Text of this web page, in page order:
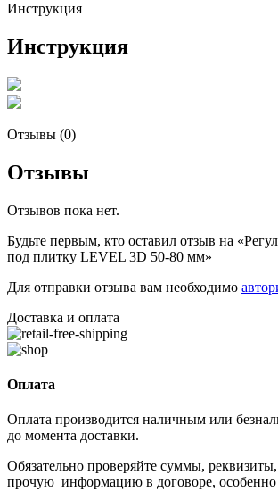
Инструкция
Инструкция
Отзывы (0)
Отзывы
Отзывов пока нет.
Будьте первым, кто оставил отзыв на
под плитку LEVEL 3D 50-80 мм»
Для отправки отзыва вам необходимо
Доставка и оплата
Оплата
Оплата производится наличным или
до момента доставки.
Обязательно проверяйте суммы,
прочую информацию в договоре,